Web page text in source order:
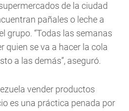
de la ciudad
pañales o leche a
grupo. “Todas las semanas
quien se va a hacer la cola
a las demás”, aseguró.
vender productos
es una práctica penada por